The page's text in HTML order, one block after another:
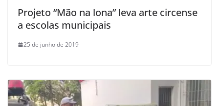
Projeto “Mão na lona” leva arte circense
a escolas municipais
25 de junho de 2019